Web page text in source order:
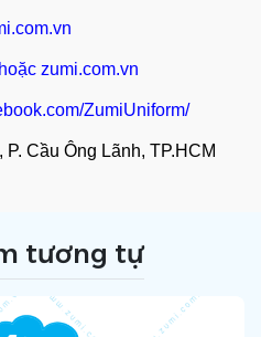
hoặc zumi.com.vn
ZumiUniform/
Cầu Ông Lãnh, TP.HCM
tương tự